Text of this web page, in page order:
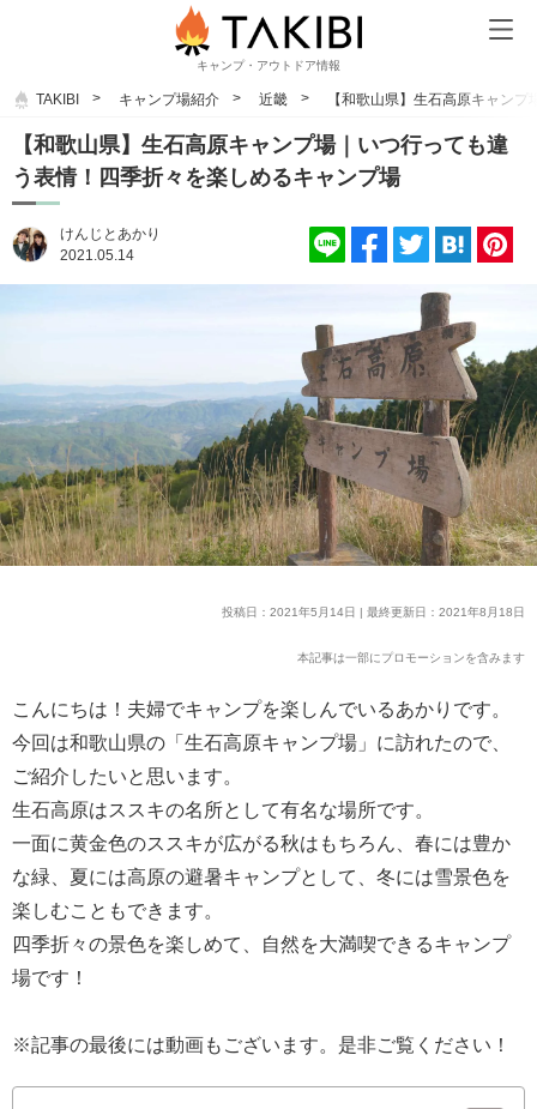
キャンプ・アウトドア情報
TAKIBI キャンプ場紹介 近畿 【和歌山県】生石高原キャン
【和歌山県】生石高原キャンプ場｜いつ行っても違
う表情！四季折々を楽しめるキャンプ場
けんじとあかり
2021.05.14
投稿日：2021年5月14日 | 最終更新日：2021年8月18日
本記事は一部にプロモーションを含みます
こんにちは！夫婦でキャンプを楽しんでいるあかりです。
今回は和歌山県の「生石高原キャンプ場」に訪れたので、
ご紹介したいと思います。
生石高原はススキの名所として有名な場所です。
一面に黄金色のススキが広がる秋はもちろん、春には豊か
な緑、夏には高原の避暑キャンプとして、冬には雪景色を
楽しむこともできます。
四季折々の景色を楽しめて、自然を大満喫できるキャンプ
場です！
※記事の最後には動画もございます。是非ご覧ください！